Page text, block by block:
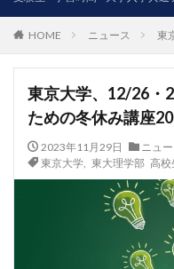
HOME ニュース 東
東京大学、12/26・
ための冬休み講座
2023年11月29日
ニュー
東京大学, 東大理学部 高校